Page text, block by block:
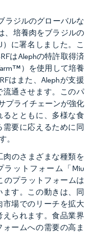
ラジルのグローバルな
、培養肉をブラジルの
に署名しました。こ
はAlephの特許取得済
）を使用して培養
はまた、Alephが支援
通させます。このパ
プライチェーンが強化
とともに、多様な食
要に応えるために同
。
肉のさまざまな種類を
ラットフォーム「Miu
のプラットフォームは
す。この動きは、同
場でのリーチを拡大
られます。食品業界
ームへの需要の高ま